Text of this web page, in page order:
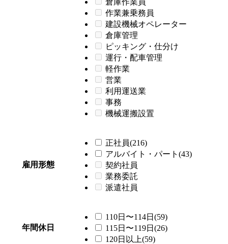
作業兼乗務員
建設機械オペレーター
倉庫管理
ピッキング・仕分け
運行・配車管理
軽作業
営業
利用運送業
事務
機械運搬設置
雇用形態
正社員(216)
アルバイト・パート(43)
契約社員
業務委託
派遣社員
年間休日
110日〜114日(59)
115日〜119日(26)
120日以上(59)